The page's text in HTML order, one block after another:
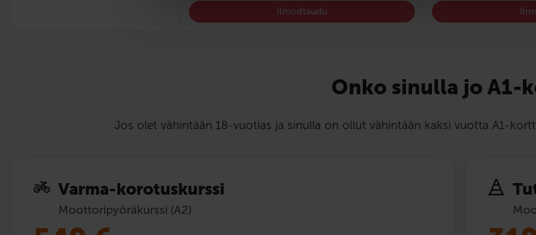
Ilmoittaudu
Onko sinulla jo A1-
Jos olet vähintään 18-vuotias ja sinulla on ollut vähintään kaksi vuotta A1-
Varma-korotuskurssi
Moottoripyöräkurssi (A2)